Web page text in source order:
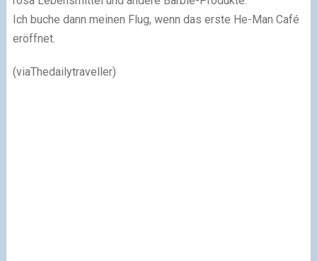
Ich buche dann meinen Flug, wenn das erste He-Man Café
eröffnet.
(viaThedailytraveller)